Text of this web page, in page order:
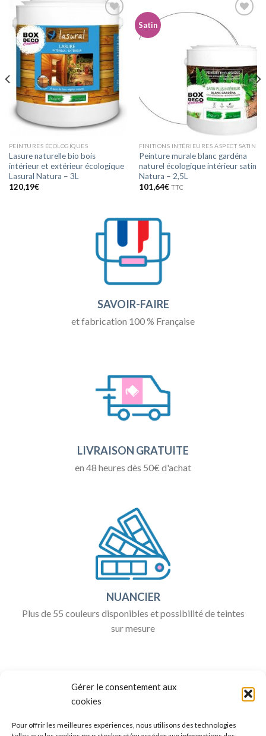
Gérer le consentement aux
cookies
Pour offrir les meilleures expériences, nous utilisons des technologies
Ajouter
à la
wishlist
PEINTURES ÉCOLOGIQUES
Lasure naturelle bio bois
intérieur et extérieur écologique
Lasural Natura – 3L
120,19€
Satin
Ajouter
FINITIONS INTÉRIEURES ASPECT SATIN
Peinture murale blanc gardéna
naturel écologique intérieur satin
Natura – 2,5L
101,64€ TTC
SAVOIR-FAIRE
et fabrication 100 % Française
LIVRAISON GRATUITE
en 48 heures dès 50€ d'achat
NUANCIER
Plus de 55 couleurs disponibles et possibilité de teintes
sur mesure